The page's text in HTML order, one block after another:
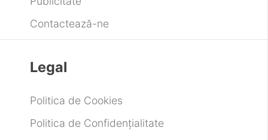
2026, pe fondul consumului precaut și al
inflației ridicate